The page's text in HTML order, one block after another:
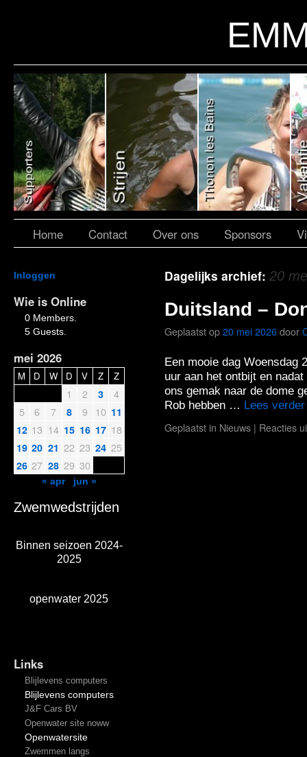
Home Contact Over ons Sponsors
Inloggen
Wie is Online
0 Members.
5 Guests.
mei 2026
M D W D V Z Z
1 2 3
4
5
6 7 8 9 10 11
12 13 14 15 16 17 18
19 20 21 22 23 24 25
26 27 28 29 30
« apr jun »
Zwemwedstrijden
Binnen seizoen 2024-
2025
openwater 2025
Links
Blijlevens computers
Blijlevens computers
J&F Cars BV
Openwater site noww
Openwatersite
Zwemmen langs
Dagelijks archief: 20
Duitsland –
Geplaatst op20 mei 2026door
Een mooie dag Woensdag
uur aan het ontbijt en
ons gemak naar de dome
Rob hebben … Lees
Geplaatst in Nieuws | Reacties